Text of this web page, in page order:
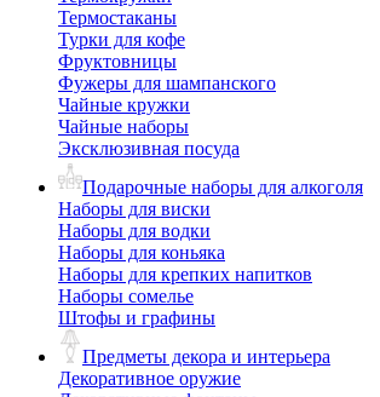
Термостаканы
Турки для кофе
Фруктовницы
Фужеры для шампанского
Чайные кружки
Чайные наборы
Эксклюзивная посуда
Подарочные наборы для алкоголя
Наборы для виски
Наборы для водки
Наборы для коньяка
Наборы для крепких напитков
Наборы сомелье
Штофы и графины
Предметы декора и интерьера
Декоративное оружие